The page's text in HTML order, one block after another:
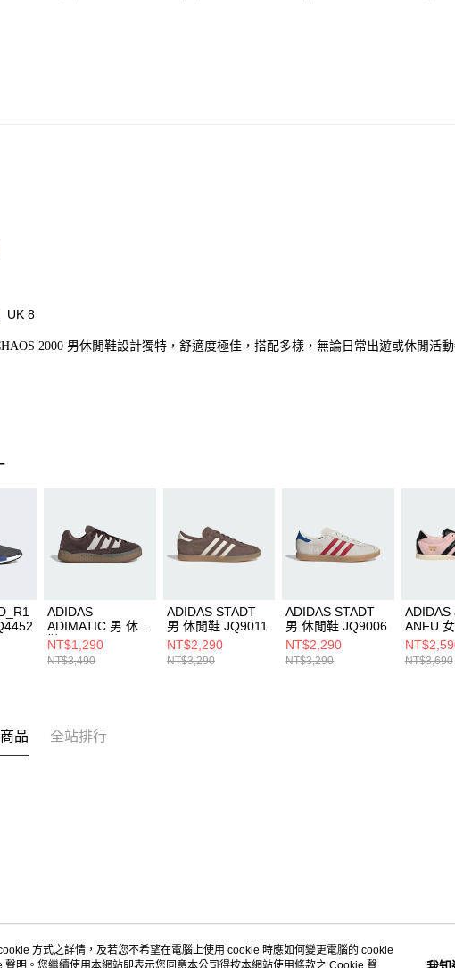
UK 8
2000 男休閒鞋設計獨特，舒適度極佳，搭配多樣，無論日常出遊或休閒活動
ADIDAS
ADIMATIC 男 休閒
鞋 ID3947
NT$1,290
NT$3,490
ADIDAS STADT
男 休閒鞋 JQ9011
NT$2,290
NT$3,290
ADIDAS STADT
男 休閒鞋 JQ9006
NT$2,290
NT$3,290
ADIDAS
ANFU
KJ3955
NT$3,690
品 全站排行
方式之詳情，及若您不希望在電腦上使用 cookie 時應如何變更電腦的 cookie
聲明。您繼續使用本網站即表示您同意本公司得按本網站使用條款之 Cookie 聲明